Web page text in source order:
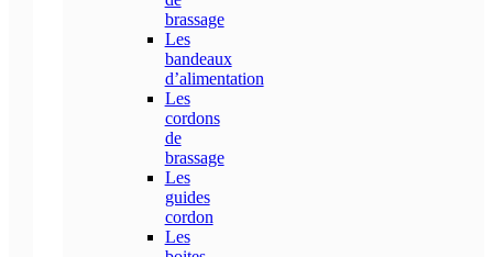
brassage
Les
bandeaux
d’alimentation
Les
cordons
de
brassage
Les
guides
cordon
Les